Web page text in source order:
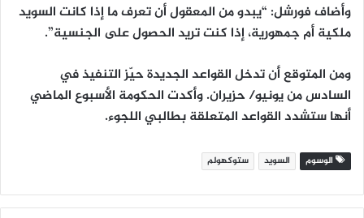
وأضاف فورشل: “يبدو من المعقول أن تعرف ما إذا كانت السويد
ملكية أم جمهورية، إذا كنت تريد الحصول على الجنسية”.
ومن المتوقع أن تدخل القواعد الجديدة حيّز التنفيذ في
السادس من يونيو/ حزيران. وأكدت الحكومة الأسبوع الماضي
أنها ستشدد القواعد المتعلقة بطالبي اللجوء.
الوسوم السويد ستوكهولم